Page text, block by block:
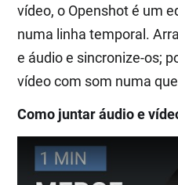
vídeo, o Openshot é um
numa linha temporal.
e áudio e sincronize-os;
vídeo com som numa
Como juntar áudio e